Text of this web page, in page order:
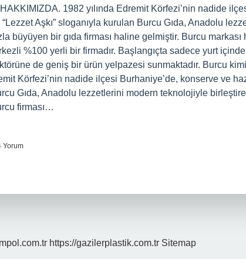
1982 yılında Edremit Körfezi’nin nadide
Aşkı” sloganıyla kurulan Burcu Gıda, Anadolu
büyüyen bir gıda firması haline gelmiştir. Burcu
%100 yerli bir firmadır. Başlangıçta sadece yurt
de geniş bir ürün yelpazesi sunmaktadır. Burcu
Körfezi’nin nadide ilçesi Burhaniye’de, konserve ve
Gıda, Anadolu lezzetlerini modern teknolojiyle
firması…
Yorum
https://gazilerplastik.com.tr Sitemap